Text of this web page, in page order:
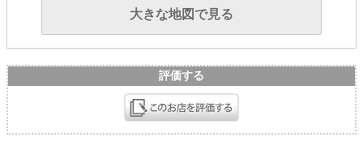
大きな地図で見る
評価する